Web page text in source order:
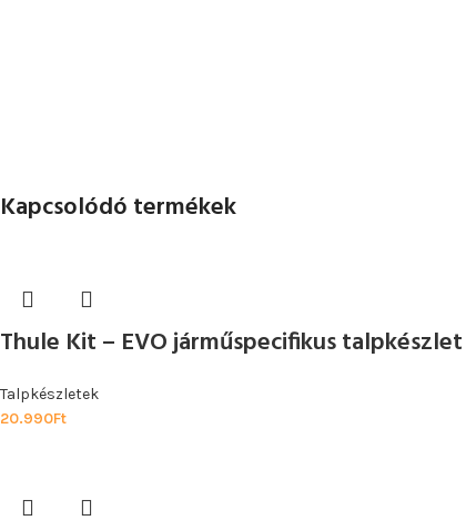
Kapcsolódó termékek
Thule Kit – EVO járműspecifikus talpkészlet
Talpkészletek
20.990Ft